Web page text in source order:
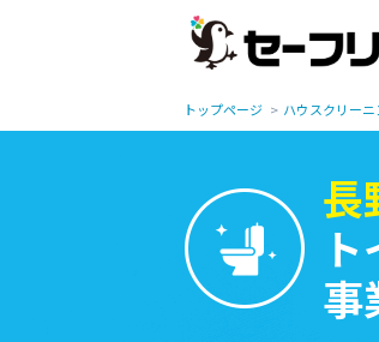
トップページ ハウスクリーニ
長
事